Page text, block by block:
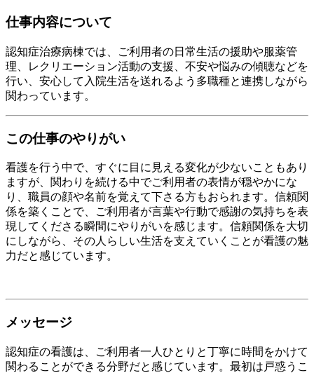
仕事内容について
認知症治療病棟では、ご利用者の日常生活の援助や服薬管
理、レクリエーション活動の支援、不安や悩みの傾聴などを
行い、安心して入院生活を送れるよう多職種と連携しながら
関わっています。
この仕事のやりがい
看護を行う中で、すぐに目に見える変化が少ないこともあり
ますが、関わりを続ける中でご利用者の表情が穏やかにな
り、職員の顔や名前を覚えて下さる方もおられます。信頼関
係を築くことで、ご利用者が言葉や行動で感謝の気持ちを表
現してくださる瞬間にやりがいを感じます。信頼関係を大切
にしながら、その人らしい生活を支えていくことが看護の魅
力だと感じています。
メッセージ
認知症の看護は、ご利用者一人ひとりと丁寧に時間をかけて
関わることができる分野だと感じています。最初は戸惑うこ